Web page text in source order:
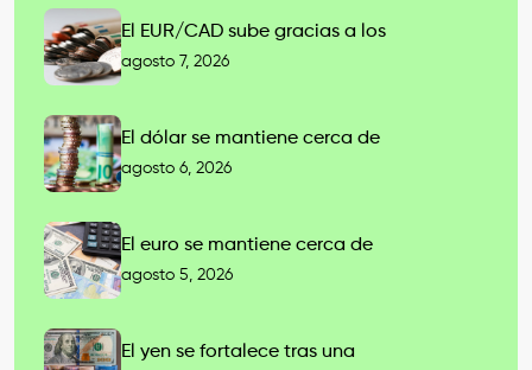
El EUR/CAD sube gracias a los
agosto 7, 2026
El dólar se mantiene cerca de
agosto 6, 2026
El euro se mantiene cerca de
agosto 5, 2026
El yen se fortalece tras una